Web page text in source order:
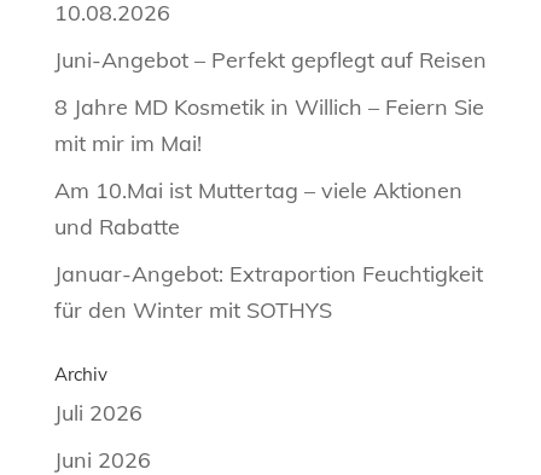
10.08.2026
Juni-Angebot – Perfekt gepflegt auf Reisen
8 Jahre MD Kosmetik in Willich – Feiern Sie
mit mir im Mai!
Am 10.Mai ist Muttertag – viele Aktionen
und Rabatte
Januar-Angebot: Extraportion Feuchtigkeit
für den Winter mit SOTHYS
Archiv
Juli 2026
Juni 2026